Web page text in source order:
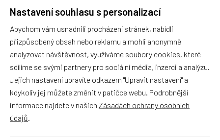
Rychlé vyřízení reklamace i na dálku
Pokud to povaha vady umožňuje (zjevná
neopravitelnost výrobku), reklamaci vyřídíme i na
základě pouhého zaslání fotografií na náš email a
vyměníme zboží kus za kus. Vždy se snažíme šetřit
Váš čas a peníze. Můžeme si to dovolit, protože
naše kvalitní zboží zákazníci téměř nereklamují.
Milujeme české výrobky
Nastavení souhlasu s personalizací
Abychom vám usnadnili procházení stránek, nabídli
přizpůsobený obsah nebo reklamu a mohli anonymně
analyzovat návštěvnost, využíváme soubory cookies, které
sdílíme se svými partnery pro sociální média, inzerci a analýzu.
Jejich nastavení upravíte odkazem "Upravit nastavení" a
kdykoliv jej můžete změnit v patičce webu. Podrobnější
informace najdete v našich Zásadách ochrany osobních
údajů